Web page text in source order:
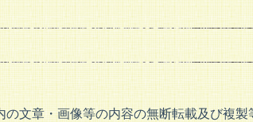
の文章・画像等の内容の無断転載及び複